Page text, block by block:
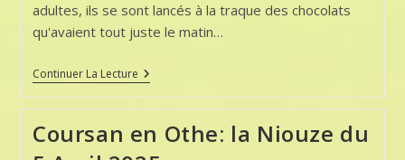
adultes, ils se sont lancés à la traque des chocolats
qu'avaient tout juste le matin…
Continuer La LectureChasse
Aux
Oeufs
Coursan en Othe: la Niouze du